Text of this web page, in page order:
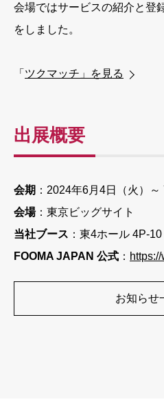
会場ではサービスの紹介と登
をしました。
「 ツクマッチ」を見る
出展概要
会期 ：2024年6月4日（火）
会場：東京ビッグサイト
当社ブース ：東4ホール 4P-10
FOOMA JAPAN 公式 ：
お知らせ